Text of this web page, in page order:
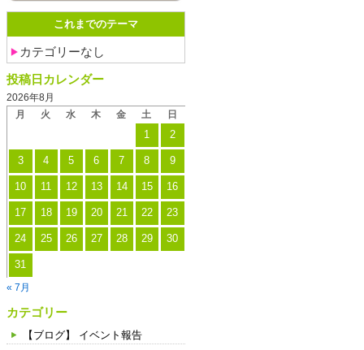
これまでのテーマ
カテゴリーなし
投稿日カレンダー
2026年8月
月
火 水 木 金 土 日
1 2
3 4 5 6 7 8 9
10 11 12 13 14 15 16
17 18 19 20 21 22 23
24 25 26 27 28 29 30
31
« 7月
カテゴリー
【ブログ】 イベント報告